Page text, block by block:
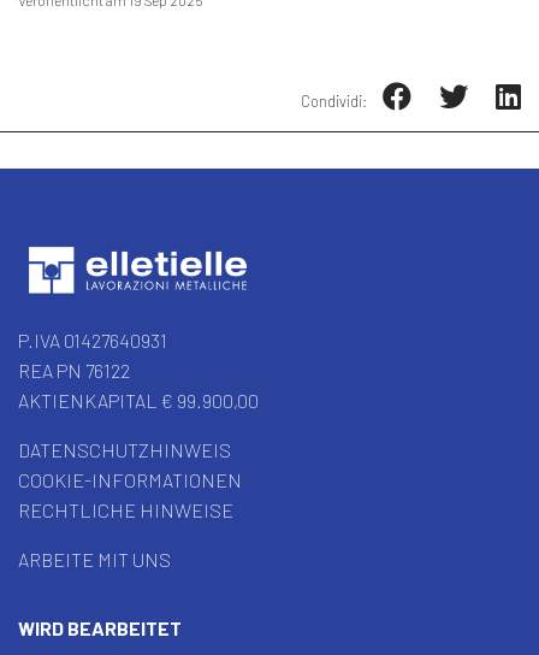
Condividi:
P.IVA 01427640931
REA PN 76122
AKTIENKAPITAL € 99.900,00
DATENSCHUTZHINWEIS
COOKIE-INFORMATIONEN
RECHTLICHE HINWEISE
ARBEITE MIT UNS
WIRD BEARBEITET